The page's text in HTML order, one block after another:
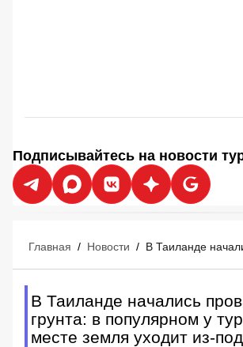
Подписывайтесь на новости
Главная / Новости /
В Таиланде начались
грунта: в популярном у
месте земля уходит из-